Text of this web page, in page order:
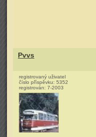
Pvvs
registrovaný uživatel
číslo příspěvku: 5352
registrován: 7-2003